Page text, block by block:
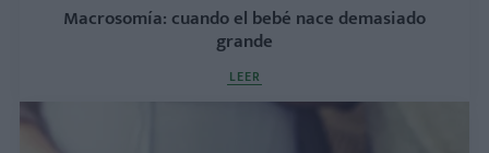
Macrosomía: cuando el bebé nace demasiado
grande
LEER